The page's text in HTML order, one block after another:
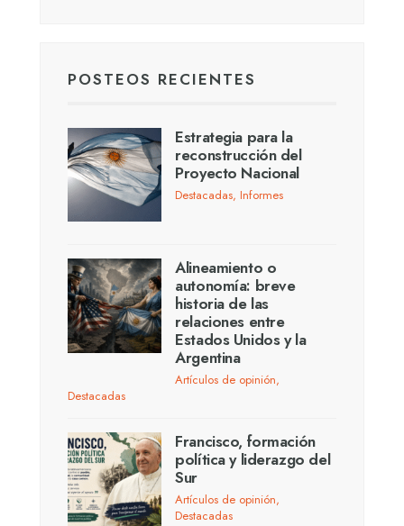
POSTEOS RECIENTES
Estrategia para la
reconstrucción del
Proyecto Nacional
Destacadas, Informes
Alineamiento o
autonomía: breve
historia de las
relaciones entre
Estados Unidos y la
Argentina
Artículos de opinión,
Destacadas
Francisco, formación
política y liderazgo del
Sur
Artículos de opinión,
Destacadas